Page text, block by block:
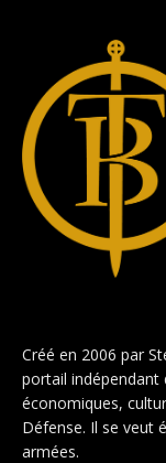
Créé en 2006 par
portail
économiques,
Défense. Il se veut
armées.